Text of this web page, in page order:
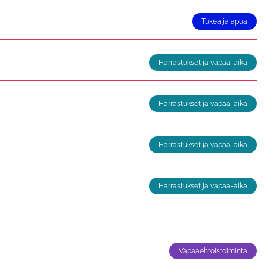
Tukea ja apua
Harrastukset ja vapaa-aika
Harrastukset ja vapaa-aika
Harrastukset ja vapaa-aika
Harrastukset ja vapaa-aika
Vapaaehtoistoiminta